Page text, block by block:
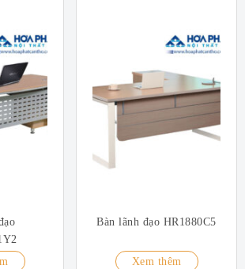
Bàn lãnh đạo HR1880C5
Xem thêm